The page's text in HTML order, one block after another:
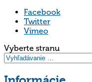
Facebook
Twitter
Vimeo
Vyberte stranu